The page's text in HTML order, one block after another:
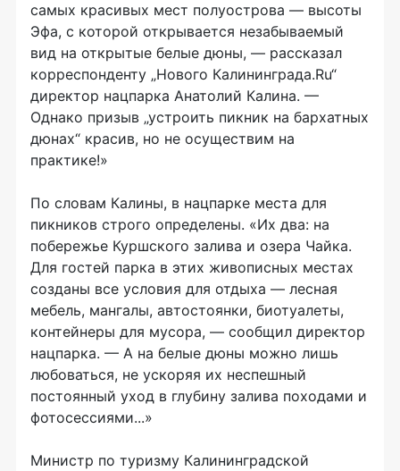
самых красивых мест полуострова — высоты
Эфа, с которой открывается незабываемый
вид на открытые белые дюны, — рассказал
корреспонденту „Нового Калининграда.Ru“
директор нацпарка Анатолий Калина. —
Однако призыв „устроить пикник на бархатных
дюнах“ красив, но не осуществим на
практике!»
По словам Калины, в нацпарке места для
пикников строго определены. «Их два: на
побережье Куршского залива и озера Чайка.
Для гостей парка в этих живописных местах
созданы все условия для отдыха — лесная
мебель, мангалы, автостоянки, биотуалеты,
контейнеры для мусора, — сообщил директор
нацпарка. — А на белые дюны можно лишь
любоваться, не ускоряя их неспешный
постоянный уход в глубину залива походами и
фотосессиями...»
Министр по туризму Калининградской